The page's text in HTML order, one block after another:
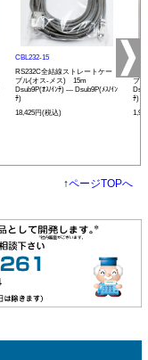
CBL232-15
RS232C全結線ストレートケー
ブル(オス-メス) 15m
Dsub9P(ｵｽ/ｲﾝﾁ) ― Dsub9P(ﾒｽ/ｲﾝ
ﾁ)
18,425円(税込)
ブ
ﾁ)
↑ページTOPへ